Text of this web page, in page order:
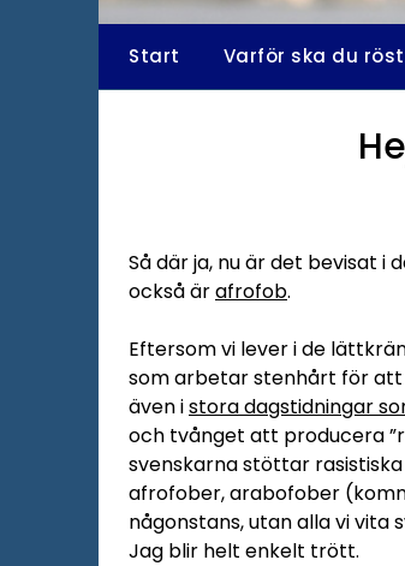
Start Varför ska du
Så där ja, nu är det bevisat i
också ärafrofob.
Eftersom vi lever i de
som arbetar stenhårt för att
även istora dagstidningar
och tvånget att producera
svenskarna stöttar
afrofober, arabofober
någonstans, utan alla vi vita
Jag blir helt enkelt trött.